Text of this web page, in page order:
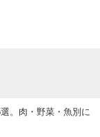
。肉・野菜・魚別に